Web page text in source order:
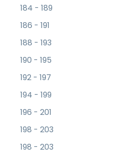
184 - 189
186 - 191
188 - 193
190 - 195
192 - 197
194 - 199
196 - 201
198 - 203
198 - 203